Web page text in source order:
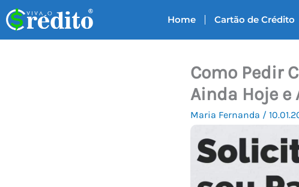
para
o
Home Cartão de Crédito
Como Pedir
Ainda Hoje e
Maria Fernanda /